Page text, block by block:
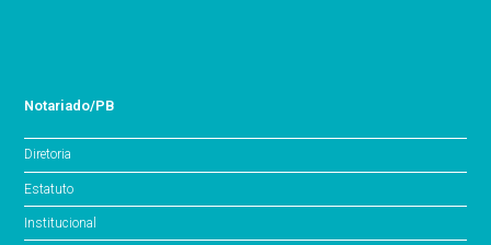
Notariado/PB
Diretoria
Estatuto
Institucional